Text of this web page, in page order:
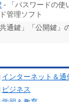
- 「パスワードの使
管理ソフト
通鍵」「公開鍵」
インターネット＆通
ビジネス